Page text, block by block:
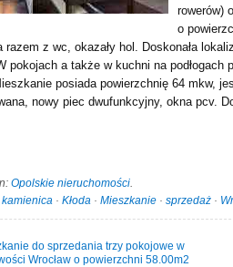
rowerów)
o
razem z wc, okazały hol. Doskonała
pokojach a także w kuchni na podłogach
posiada powierzchnię 64 mkw,
nowy piec dwufunkcyjny, okna pcv.
Opolskie nieruchomości.
kamienica · Kłoda · Mieszkanie · sprzedaż ·
do sprzedania trzy pokojowe w
Wrocław o powierzchni 58.00m2